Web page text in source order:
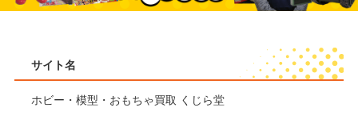
サイト名
ホビー・模型・おもちゃ買取 くじら堂